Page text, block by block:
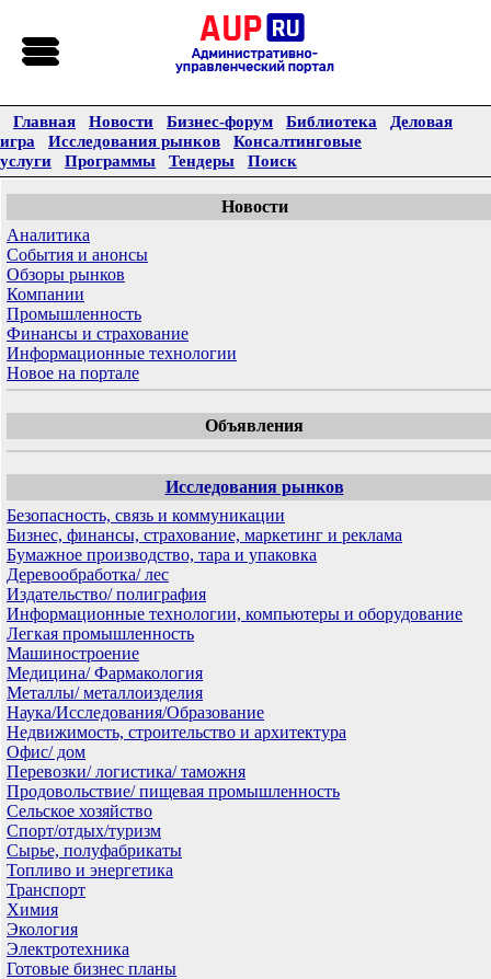
Главная Новости Бизнес-форум Библиотека
Деловая
игра
Исследования рынков
Консалтинговые
услуги
Программы Тендеры Поиск
Новости
Аналитика
События и анонсы
Обзоры рынков
Компании
Промышленность
Финансы и страхование
Информационные технологии
Новое на портале
Объявления
Исследования рынков
Безопасность, связь и коммуникации
Бизнес, финансы, страхование, маркетинг и реклама
Бумажное производство, тара и упаковка
Деревообработка/ лес
Издательство/ полиграфия
Информационные технологии, компьютеры и оборудование
Легкая промышленность
Машиностроение
Медицина/ Фармакология
Металлы/ металлоизделия
Наука/Исследования/Образование
Недвижимость, строительство и архитектура
Офис/ дом
Перевозки/ логистика/ таможня
Продовольствие/ пищевая промышленность
Сельское хозяйство
Спорт/отдых/туризм
Сырье, полуфабрикаты
Топливо и энергетика
Транспорт
Химия
Экология
Электротехника
Готовые бизнес планы